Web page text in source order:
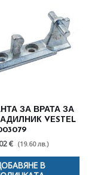
ЗА ВРАТА ЗА
VESTEL
€ (19.60 лв.)
В